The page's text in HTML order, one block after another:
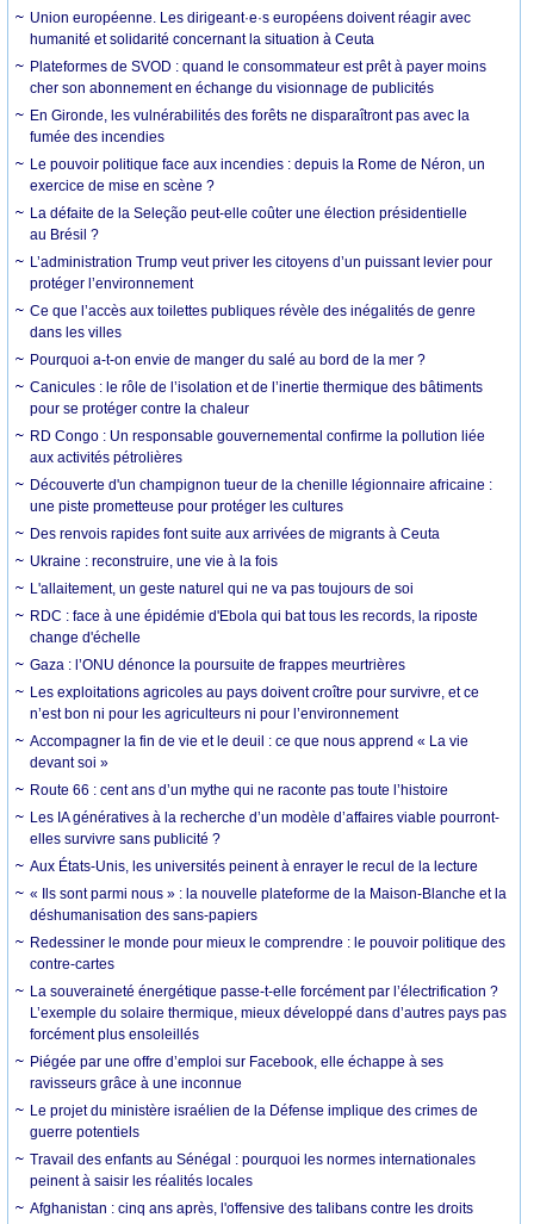
Union européenne. Les dirigeant·e·s européens doivent réagir avec
humanité et solidarité concernant la situation à Ceuta
Plateformes de SVOD : quand le consommateur est prêt à payer moins
cher son abonnement en échange du visionnage de publicités
En Gironde, les vulnérabilités des forêts ne disparaîtront pas avec la
fumée des incendies
Le pouvoir politique face aux incendies : depuis la Rome de Néron, un
exercice de mise en scène ?
La défaite de la Seleção peut-elle coûter une élection présidentielle
au Brésil ?
L’administration Trump veut priver les citoyens d’un puissant levier pour
protéger l’environnement
Ce que l’accès aux toilettes publiques révèle des inégalités de genre
dans les villes
Pourquoi a-t-on envie de manger du salé au bord de la mer ?
Canicules : le rôle de l’isolation et de l’inertie thermique des bâtiments
pour se protéger contre la chaleur
RD Congo : Un responsable gouvernemental confirme la pollution liée
aux activités pétrolières
Découverte d'un champignon tueur de la chenille légionnaire africaine :
une piste prometteuse pour protéger les cultures
Des renvois rapides font suite aux arrivées de migrants à Ceuta
Ukraine : reconstruire, une vie à la fois
L'allaitement, un geste naturel qui ne va pas toujours de soi
RDC : face à une épidémie d'Ebola qui bat tous les records, la riposte
change d'échelle
Gaza : l’ONU dénonce la poursuite de frappes meurtrières
Les exploitations agricoles au pays doivent croître pour survivre, et ce
n’est bon ni pour les agriculteurs ni pour l’environnement
Accompagner la fin de vie et le deuil : ce que nous apprend « La vie
devant soi »
Route 66 : cent ans d’un mythe qui ne raconte pas toute l’histoire
Les IA génératives à la recherche d’un modèle d’affaires viable pourront-
elles survivre sans publicité ?
Aux États-Unis, les universités peinent à enrayer le recul de la lecture
« Ils sont parmi nous » : la nouvelle plateforme de la Maison-Blanche et la
déshumanisation des sans-papiers
Redessiner le monde pour mieux le comprendre : le pouvoir politique des
contre-cartes
La souveraineté énergétique passe-t-elle forcément par l’électrification ?
L’exemple du solaire thermique, mieux développé dans d’autres pays pas
forcément plus ensoleillés
Piégée par une offre d’emploi sur Facebook, elle échappe à ses
ravisseurs grâce à une inconnue
Le projet du ministère israélien de la Défense implique des crimes de
guerre potentiels
Travail des enfants au Sénégal : pourquoi les normes internationales
peinent à saisir les réalités locales
Afghanistan : cinq ans après, l'offensive des talibans contre les droits